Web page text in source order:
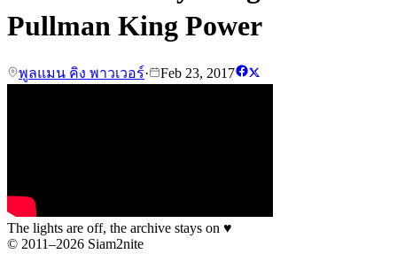
Pullman King Power
พูลแมน คิง พาวเวอร์· Feb 23, 2017
The lights are off, the archive stays on ♥
© 2011–2026 Siam2nite